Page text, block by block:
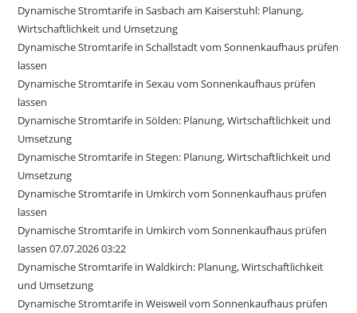
Dynamische Stromtarife in Sasbach am Kaiserstuhl: Planung,
Wirtschaftlichkeit und Umsetzung
Dynamische Stromtarife in Schallstadt vom Sonnenkaufhaus prüfen
lassen
Dynamische Stromtarife in Sexau vom Sonnenkaufhaus prüfen
lassen
Dynamische Stromtarife in Sölden: Planung, Wirtschaftlichkeit und
Umsetzung
Dynamische Stromtarife in Stegen: Planung, Wirtschaftlichkeit und
Umsetzung
Dynamische Stromtarife in Umkirch vom Sonnenkaufhaus prüfen
lassen
Dynamische Stromtarife in Umkirch vom Sonnenkaufhaus prüfen
lassen 07.07.2026 03:22
Dynamische Stromtarife in Waldkirch: Planung, Wirtschaftlichkeit
und Umsetzung
Dynamische Stromtarife in Weisweil vom Sonnenkaufhaus prüfen